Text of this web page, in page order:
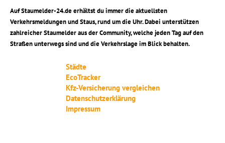
Auf Staumelder-24.de erhältst du immer die aktuellsten
Verkehrsmeldungen und Staus, rund um die Uhr. Dabei unterstützen
zahlreicher Staumelder aus der Community, welche jeden Tag auf den
Straßen unterwegs sind und die Verkehrslage im Blick behalten.
Städte
EcoTracker
Kfz-Versicherung vergleichen
Datenschutzerklärung
Impressum